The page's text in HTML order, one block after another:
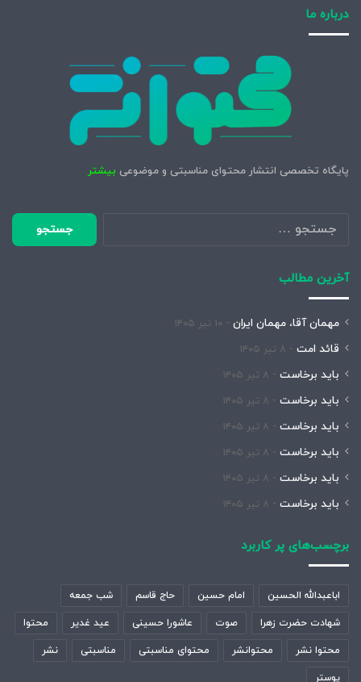
درباره ما
پایگاه تخصصی انتشار محتوای مناسبتی و موضوعی بیشتر
جستجو
برای:
آخرین مطالب
مهمان آقا، مهمان ایران ۱۰ تیر ۱۴۰۵
قائد امت ۸ تیر ۱۴۰۵
باید برخاست ۸ تیر ۱۴۰۵
باید برخاست ۸ تیر ۱۴۰۵
باید برخاست ۸ تیر ۱۴۰۵
باید برخاست ۸ تیر ۱۴۰۵
باید برخاست ۸ تیر ۱۴۰۵
باید برخاست ۸ تیر ۱۴۰۵
برچسب‌های پر کاربرد
اباعبدالله الحسین امام حسین حاج قاسم شب جمعه
شهادت حضرت زهرا صوت عاشورا حسینی عید غدیر محتوا
محتوا نشر محتوانشر محتوای مناسبتی مناسبتی نشر
پوستر